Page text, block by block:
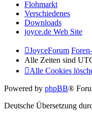
Flohmarkt
Verschiedenes
Downloads
joyce.de Web Site
JoyceForum
Alle Zeiten sind
Alle Cookies
Powered by phpBB®
Deutsche Übersetzung